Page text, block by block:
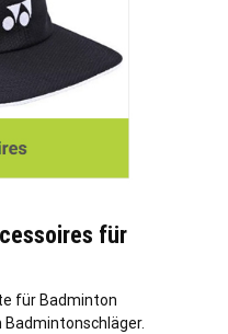
für
für Badminton